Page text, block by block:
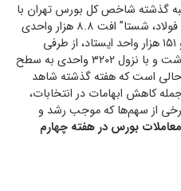
گذشته شاخص کل بورس تهران با
بیشترین تاثیر منفی سه نماد “فملی، فولاد، شستا” افت ۸.۸ هزار واحدی
را رقم زد و در محدوده یک میلیون و ۱۵۱ هزار واحد ایستاد، از طرفی
شاخص هم وزن نیز عملکرد منفی داشت و با نزول ۳۲۰۲ واحدی به سطح
این در حالی است که هفته گذشته شاهد
کاهش ابهامات در انتخابات،
از سهم‌ها که موجب رشد و
بورس در هفته چهارم